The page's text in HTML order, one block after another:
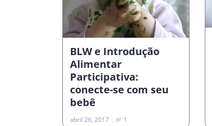
BLW e Introdução
Alimentar
Participativa:
conecte-se com seu
bebê
abril 26, 2017 1